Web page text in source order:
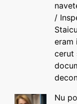
/
eram
cerut
Nu